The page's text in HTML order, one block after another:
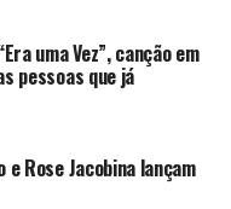
uma Vez”, canção em
pessoas que já
e Rose Jacobina lançam